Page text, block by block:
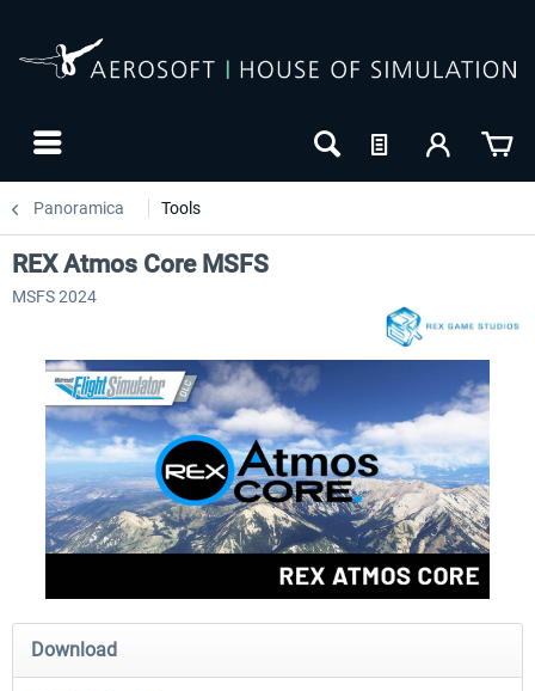
Panoramica Tools
EmergencyDispatcherPro Aerosoft Toolbar
REX Atmos Core MSFS
MSFS 2024
Download